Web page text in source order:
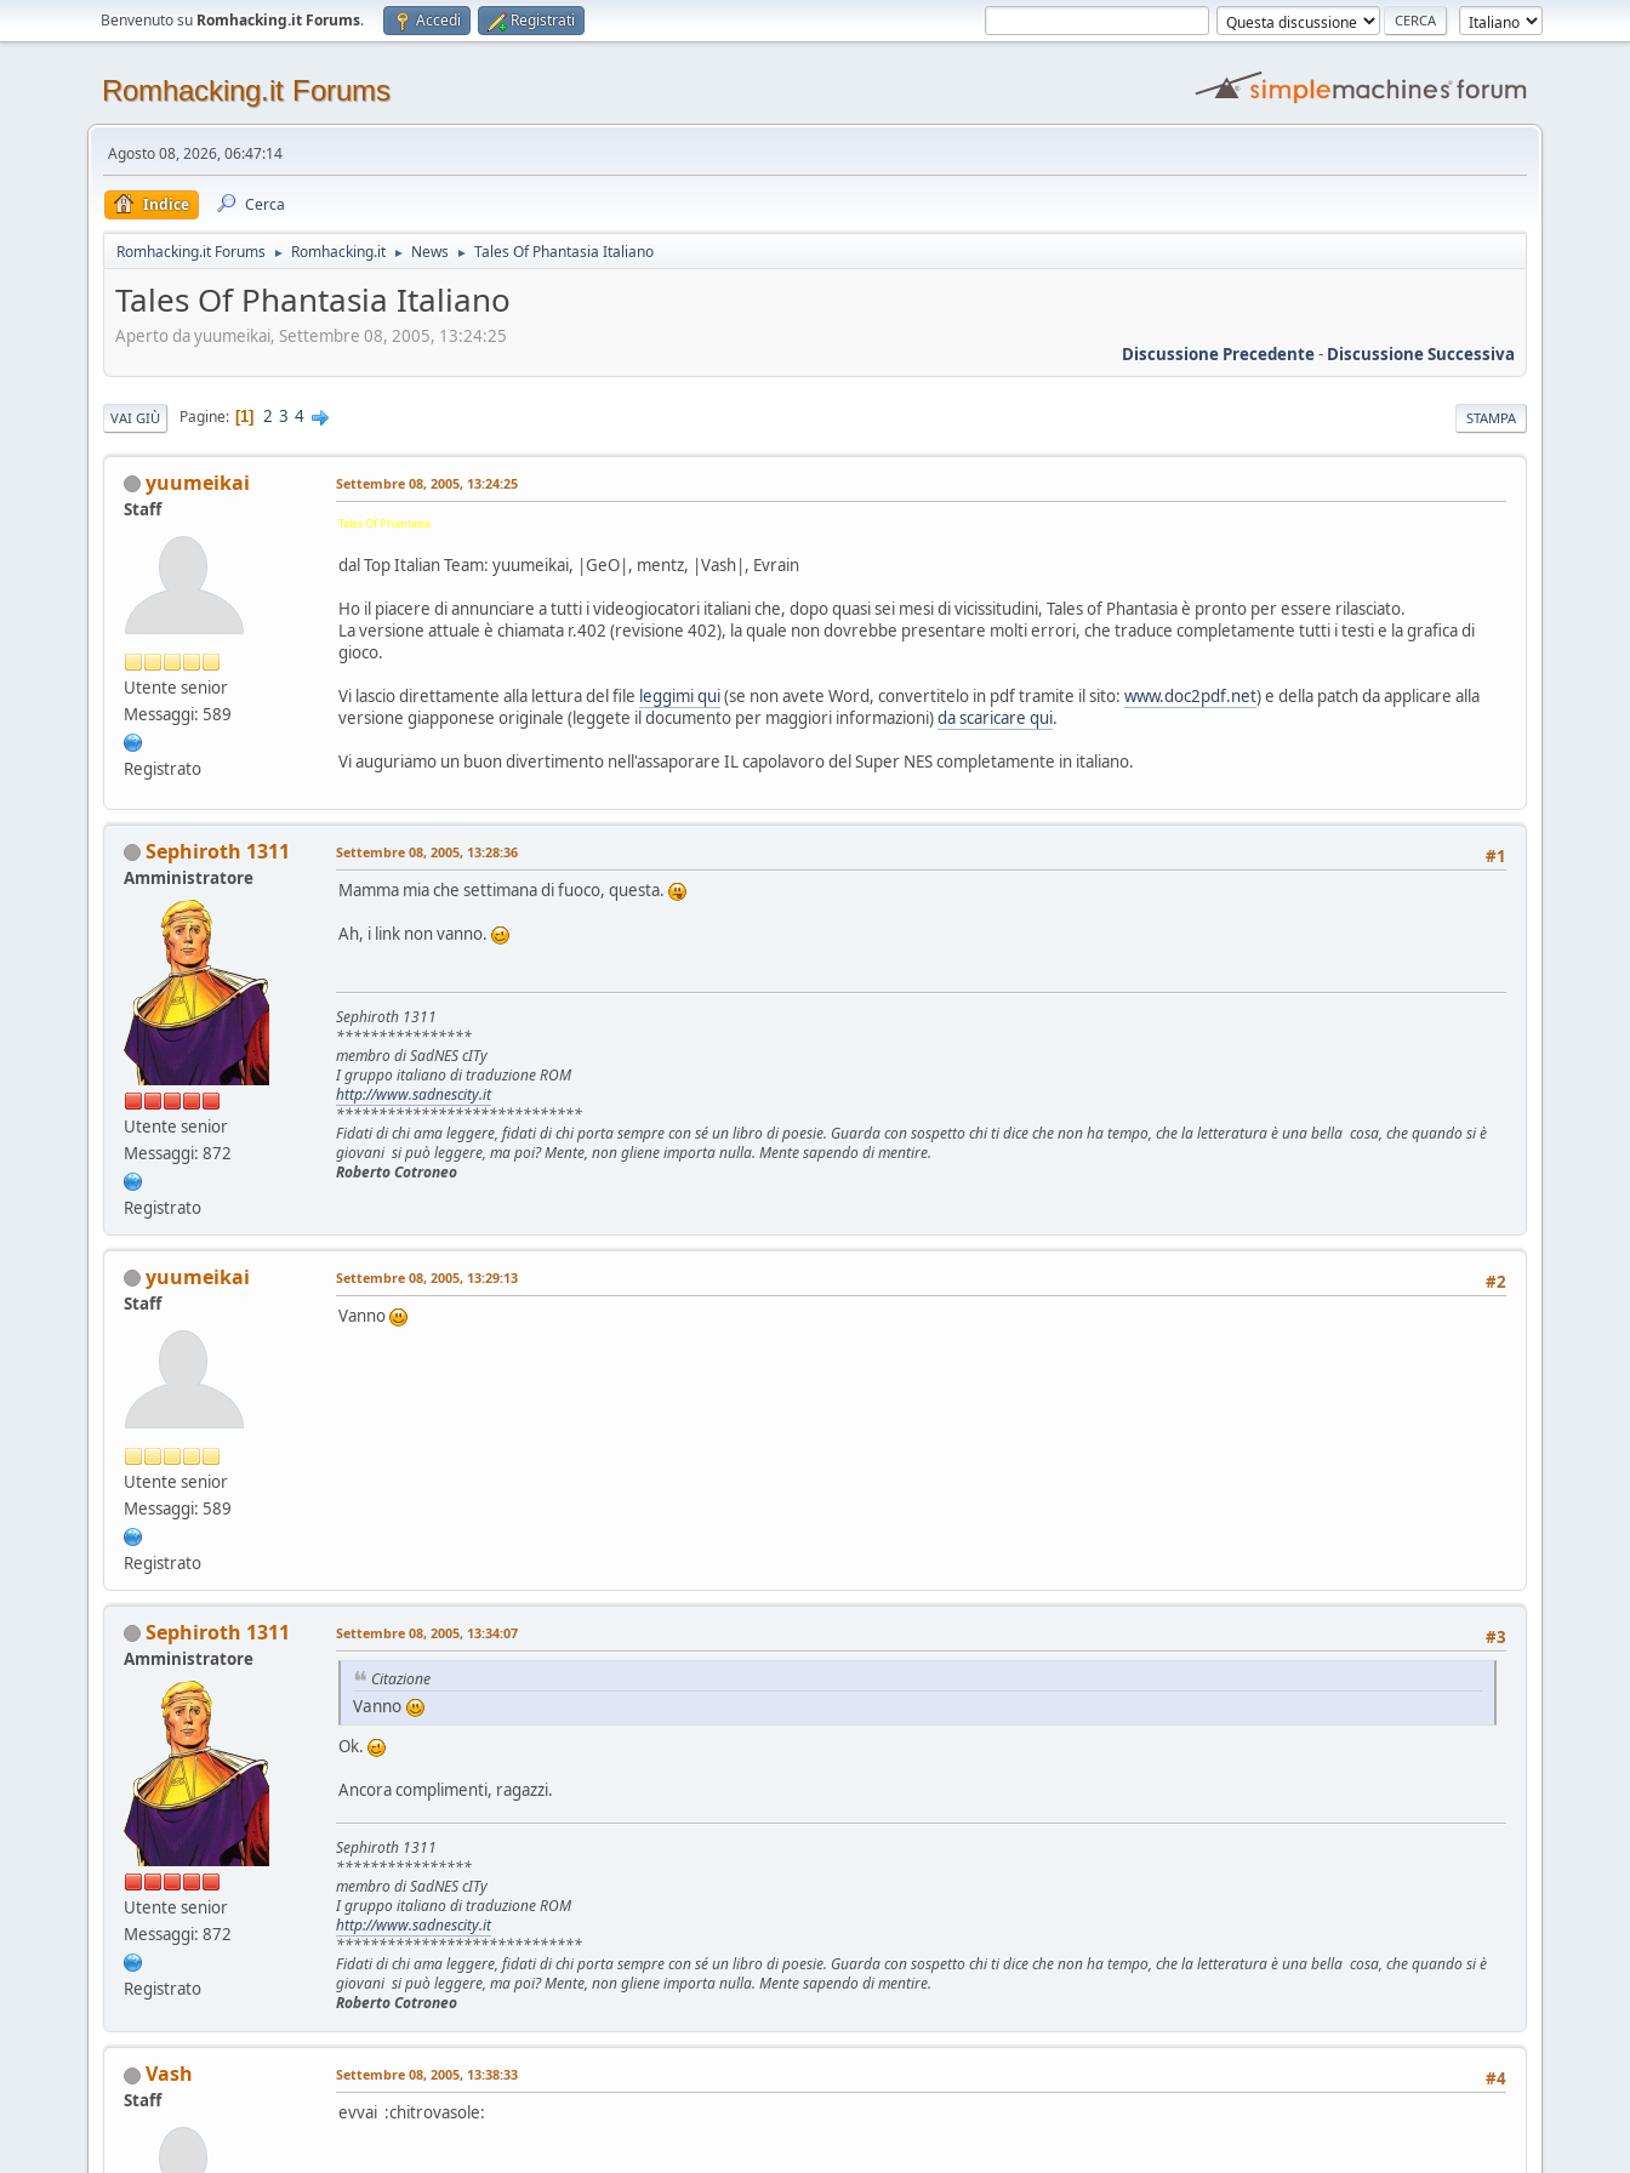
Benvenuto su Romhacking.it Forums. Accedi Registrati
Romhacking.it Forums
Agosto 08, 2026, 06:47:14
Indice Cerca
Romhacking.it Forums ► Romhacking.it ► News ► Tales Of Phantasia Italiano
Tales Of Phantasia Italiano
Aperto da yuumeikai, Settembre 08, 2005, 13:24:25
Discussione Precedente- Discussione Successiva
STAMPA
VAI GIÙ Pagine 1 2 3 4
yuumeikai
Staff
Utente senior
Messaggi: 589
Registrato
Settembre 08, 2005, 13:24:25
Tales Of Phantasia
dal Top Italian Team: yuumeikai, |GeO|, mentz, |Vash|, Evrain
Ho il piacere di annunciare a tutti i videogiocatori italiani che, dopo quasi sei mesi di vicissitudini, Tales of Phantasia è pronto per essere rilasciato.
La versione attuale è chiamata r.402 (revisione 402), la quale non dovrebbe presentare molti errori, che traduce completamente tutti i testi e la grafica di
gioco.
Vi lascio direttamente alla lettura del file leggimi qui(se non avete Word, convertitelo in pdf tramite il sito: www.doc2pdf.net) e della patch da applicare alla
versione giapponese originale (leggete il documento per maggiori informazioni)da scaricare qui.
Vi auguriamo un buon divertimento nell'assaporare IL capolavoro del Super NES completamente in italiano.
Sephiroth 1311
Amministratore
Utente senior
Messaggi: 872
Registrato
#1
Settembre 08, 2005, 13:28:36
Mamma mia che settimana di fuoco, questa.
Ah, i link non vanno.
Sephiroth 1311
****************
membro di SadNES cITy
I gruppo italiano di traduzione ROM
http://www.sadnescity.it
*****************************
Fidati di chi ama leggere, fidati di chi porta sempre con sé un libro di poesie. Guarda con sospetto chi ti dice che non ha tempo, che la letteratura è una bella cosa, che quando si è
giovani si può leggere, ma poi? Mente, non gliene importa nulla. Mente sapendo di mentire.
Roberto Cotroneo
yuumeikai
Staff
Utente senior
Messaggi: 589
Registrato
#2
Settembre 08, 2005, 13:29:13
Vanno
Sephiroth 1311
Amministratore
Utente senior
Messaggi: 872
Registrato
#3
Settembre 08, 2005, 13:34:07
Citazione
Vanno
Ok.
Ancora complimenti, ragazzi.
Sephiroth 1311
****************
membro di SadNES cITy
I gruppo italiano di traduzione ROM
http://www.sadnescity.it
*****************************
Fidati di chi ama leggere, fidati di chi porta sempre con sé un libro di poesie. Guarda con sospetto chi ti dice che non ha tempo, che la letteratura è una bella cosa, che quando si è
giovani si può leggere, ma poi? Mente, non gliene importa nulla. Mente sapendo di mentire.
Roberto Cotroneo
Vash
Staff
#4
Settembre 08, 2005, 13:38:33
evvai :chitrovasole: